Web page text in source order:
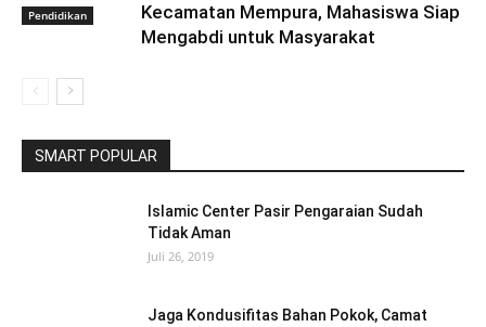
Pendidikan
Kecamatan Mempura, Mahasiswa Siap
Mengabdi untuk Masyarakat
SMART POPULAR
Islamic Center Pasir Pengaraian Sudah
Tidak Aman
Juli 26, 2019
Jaga Kondusifitas Bahan Pokok, Camat